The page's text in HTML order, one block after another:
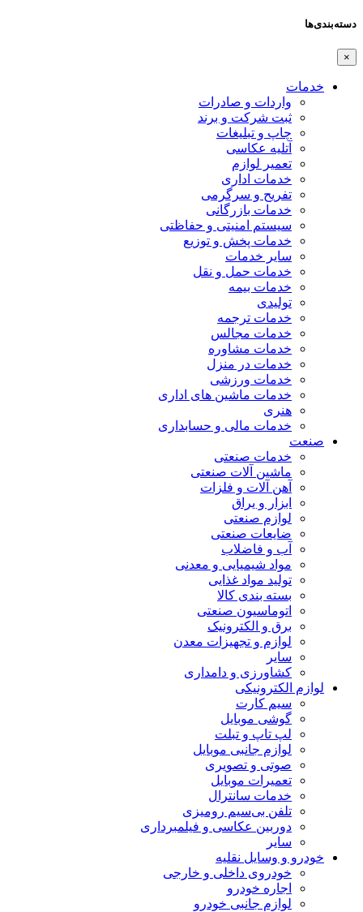
دسته‌بندی‌ها
×
خدمات
واردات و صادرات
ثبت شرکت و برند
چاپ و تبلیغات
آتلیه عکاسی
تعمیر لوازم
خدمات اداری
تفریح و سرگرمی
خدمات بازرگانی
سیستم امنیتی و حفاظتی
خدمات پخش و توزیع
سایر خدمات
خدمات حمل و نقل
خدمات بیمه
تولیدی
خدمات ترجمه
خدمات مجالس
خدمات مشاوره
خدمات در منزل
خدمات ورزشی
خدمات ماشین های اداری
هنری
خدمات مالی و حسابداری
صنعت
خدمات صنعتی
ماشین آلات صنعتی
آهن آلات و فلزات
ابزار و یراق
لوازم صنعتی
ضایعات صنعتی
آب و فاضلاب
مواد شیمیایی و معدنی
تولید مواد غذایی
بسته بندی کالا
اتوماسیون صنعتی
برق و الکترونیک
لوازم و تجهیزات معدن
سایر
کشاورزی و دامداری
لوازم الکترونیکی
سیم کارت
گوشی موبایل
لپ تاپ و تبلت
لوازم جانبی موبایل
صوتی و تصویری
تعمیرات موبایل
خدمات سانترال
تلفن بی‌سیم رومیزی
دوربین عکاسی و فیلمبرداری
سایر
خودرو و وسایل نقلیه
خودروی داخلی و خارجی
اجاره خودرو
لوازم جانبی خودرو